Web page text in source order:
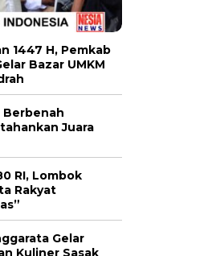
1447 H, Pemkab
Bazar UMKM
Berbenah
Juara
RI, Lombok
Rakyat
Gelar
Kuliner Sasak